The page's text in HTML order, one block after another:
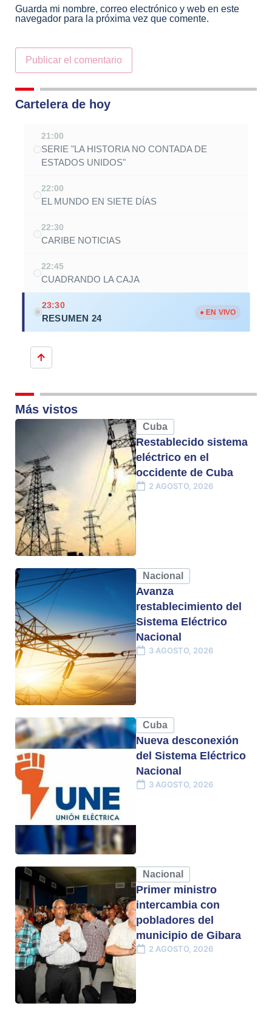
Guarda mi nombre, correo electrónico y web en este
navegador para la próxima vez que comente.
Alternative:
Cartelera de hoy
21:00
SERIE "LA HISTORIA NO CONTADA DE
ESTADOS UNIDOS"
22:00
EL MUNDO EN SIETE DÍAS
22:30
CARIBE NOTICIAS
22:45
CUADRANDO LA CAJA
23:30
RESUMEN 24
● EN VIVO
Más vistos
Cuba
Restablecido sistema
eléctrico en el
occidente de Cuba
2 AGOSTO, 2026
Nacional
Avanza
restablecimiento del
Sistema Eléctrico
Nacional
3 AGOSTO, 2026
Cuba
Nueva desconexión
del Sistema Eléctrico
Nacional
3 AGOSTO, 2026
Nacional
Primer ministro
intercambia con
pobladores del
municipio de Gibara
2 AGOSTO, 2026